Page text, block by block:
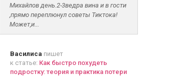
Михайлов день.2-3ведра вина и в гости
,прямо переплюнул советы Тиктока!
Может,и...
Василиса пишет
к статье: Как быстро похудеть
подростку: теория и практика потери